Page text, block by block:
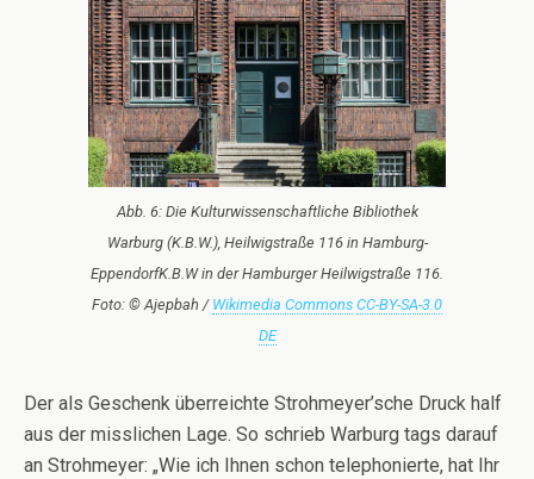
Abb. 6: Die Kulturwissenschaftliche Bibliothek
Warburg (K.B.W.), Heilwigstraße 116 in Hamburg-
EppendorfK.B.W in der Hamburger Heilwigstraße 116.
Foto: © Ajepbah / Wikimedia Commons CC-BY-SA-3.0
DE
Der als Geschenk überreichte Strohmeyer’sche Druck half
aus der misslichen Lage. So schrieb Warburg tags darauf
an Strohmeyer: „Wie ich Ihnen schon telephonierte, hat Ihr